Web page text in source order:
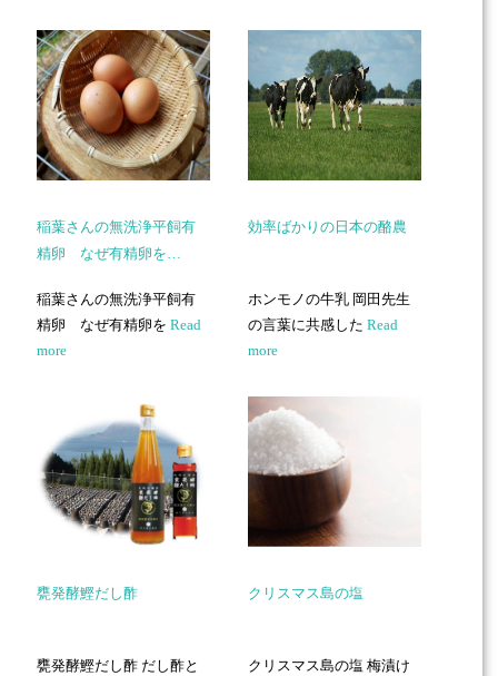
稲葉さんの無洗浄平飼有
精卵 なぜ有精卵を…
稲葉さんの無洗浄平飼有
精卵 なぜ有精卵をRead
more
甕発酵鰹だし酢
甕発酵鰹だし酢 だし酢と
効率ばかりの日本の酪農
ホンモノの牛乳 岡田先生
の言葉に共感したRead
more
クリスマス島の塩
クリスマス島の塩 梅漬け